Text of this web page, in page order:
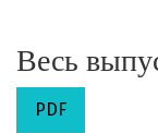
Весь
PDF